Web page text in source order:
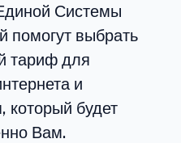
Системы
помогут выбрать
тариф для
и
который будет
Вам.